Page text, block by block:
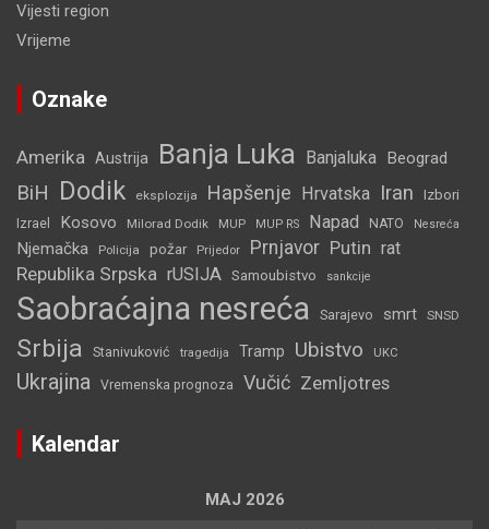
Vijesti region
Vrijeme
Oznake
Amerika Austrija Banja Luka Banjaluka Beograd
BiH Dodik eksplozija Hapšenje Hrvatska Iran Izbori
Izrael Kosovo Milorad Dodik MUP MUP RS Napad NATO Nesreća
Njemačka Policija požar Prijedor Prnjavor Putin rat
Republika Srpska rUSIJA Samoubistvo sankcije
Saobraćajna nesreća Sarajevo smrt SNSD
Srbija Stanivuković tragedija Tramp Ubistvo UKC
Ukrajina Vremenska prognoza Vučić Zemljotres
Kalendar
MAJ 2026